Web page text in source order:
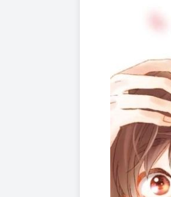
「謝謝你，總是帶給
經過嘗試後，日生螢
在成為情侶的第一次
對小螢提出了某種「
不懂戀愛為何物的女
屬於他們兩人的初戀